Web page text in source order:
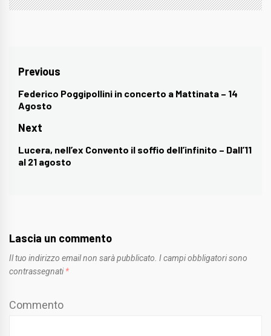
Navigazione
articoli
Previous
Previous
post:
Federico Poggipollini in concerto a Mattinata – 14
Agosto
Next
Next
post:
Lucera, nell’ex Convento il soffio dell’infinito – Dall’11
al 21 agosto
Lascia un commento
Il tuo indirizzo email non sarà pubblicato. I campi obbligatori sono
contrassegnati *
Commento